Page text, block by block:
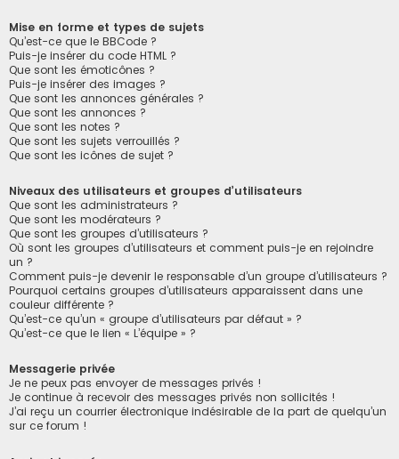
Mise en forme et types de sujets
Qu’est-ce que le BBCode ?
Puis-je insérer du code HTML ?
Que sont les émoticônes ?
Puis-je insérer des images ?
Que sont les annonces générales ?
Que sont les annonces ?
Que sont les notes ?
Que sont les sujets verrouillés ?
Que sont les icônes de sujet ?
Niveaux des utilisateurs et groupes d’utilisateurs
Que sont les administrateurs ?
Que sont les modérateurs ?
Que sont les groupes d’utilisateurs ?
Où sont les groupes d’utilisateurs et comment puis-je en rejoindre
un ?
Comment puis-je devenir le responsable d’un groupe d’utilisateurs ?
Pourquoi certains groupes d’utilisateurs apparaissent dans une
couleur différente ?
Qu’est-ce qu’un « groupe d’utilisateurs par défaut » ?
Qu’est-ce que le lien « L’équipe » ?
Messagerie privée
Je ne peux pas envoyer de messages privés !
Je continue à recevoir des messages privés non sollicités !
J’ai reçu un courrier électronique indésirable de la part de quelqu’un
sur ce forum !